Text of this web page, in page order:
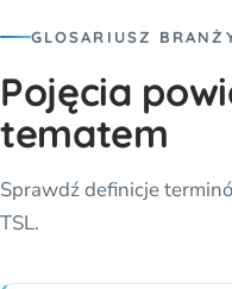
GLOSARIUSZ
Pojęcia
tematem
Sprawdź definicje
TSL.